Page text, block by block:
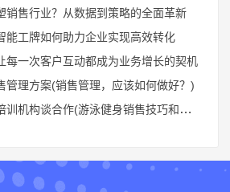
销售行业？从数据到策略的全面革新
能工牌如何助力企业实现高效转化
每一次客户互动都成为业务增长的契机
管理方案(销售管理，应该如何做好？)
机构谈合作(游泳健身销售技巧和话术)